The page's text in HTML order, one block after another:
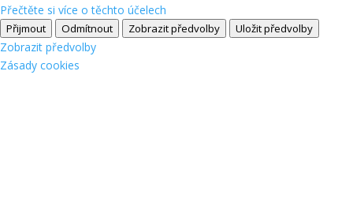
Přečtěte si více o těchto účelech
Přijmout Odmítnout Zobrazit předvolby Uložit předvolby
Zobrazit předvolby
Zásady cookies